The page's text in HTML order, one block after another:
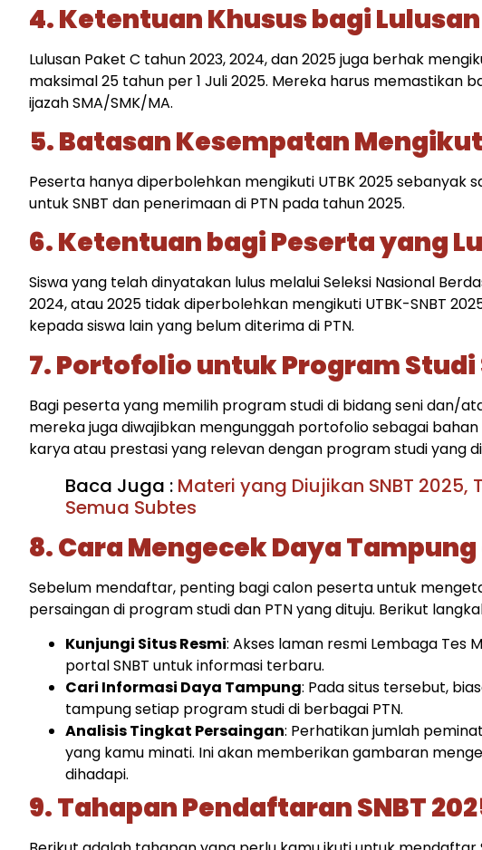
4. Ketentuan Khusus bagi
Lulusan Paket C tahun 2023, 2024, dan 2025 juga berhak
maksimal 25 tahun per 1 Juli 2025. Mereka harus memastikan
ijazah SMA/SMK/MA.​
5. Batasan Kesempatan
Peserta hanya diperbolehkan mengikuti UTBK 2025 sebanyak
untuk SNBT dan penerimaan di PTN pada tahun 2025.​
6. Ketentuan bagi Peserta yang
Siswa yang telah dinyatakan lulus melalui Seleksi Nasional
2024, atau 2025 tidak diperbolehkan mengikuti UTBK-SNBT
kepada siswa lain yang belum diterima di PTN.​
7. Portofolio untuk Program Studi
Bagi peserta yang memilih program studi di bidang seni dan/
mereka juga diwajibkan mengunggah portofolio sebagai
karya atau prestasi yang relevan dengan program studi yang
Baca Juga : Materi yang Diujikan SNBT 2025,
Semua Subtes
8. Cara Mengecek Daya
Sebelum mendaftar, penting bagi calon peserta untuk
persaingan di program studi dan PTN yang dituju. Berikut
Kunjungi Situs Resmi: Akses laman resmi Lembaga Tes
portal SNBT untuk informasi terbaru.​
Cari Informasi Daya Tampung: Pada situs tersebut,
tampung setiap program studi di berbagai PTN.​
Analisis Tingkat Persaingan: Perhatikan jumlah
yang kamu minati. Ini akan memberikan gambaran
dihadapi.​
9. Tahapan Pendaftaran SNBT